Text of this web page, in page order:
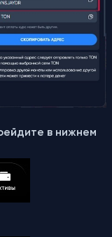
в нижнем